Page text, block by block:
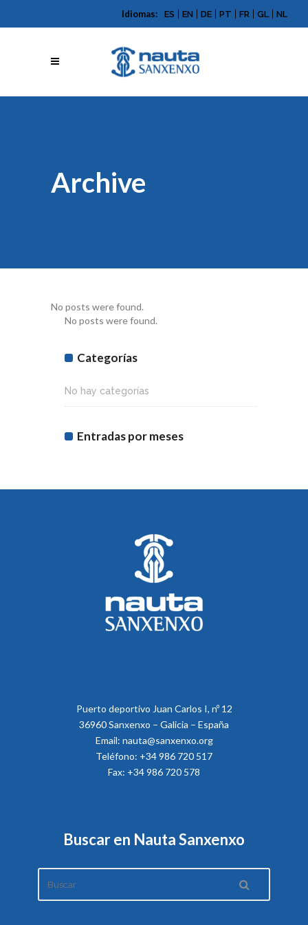
Idiomas: ES EN DE PT FR GL NL
Archive
No posts were found.
No posts were found.
Categorías
No hay categorías
Entradas por meses
Puerto deportivo Juan Carlos I, nº 12
36960 Sanxenxo – Galicia – España
Email: nauta@sanxenxo.org
Teléfono: +34 986 720 517
Fax: +34 986 720 578
Buscar en Nauta Sanxenxo